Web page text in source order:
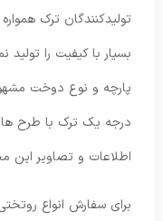
تولیدکنندگان ترک
بسیار با کیفیت را
پارچه و نوع دوخت
درجه یک ترک با طرح
اطلاعات و تصاویر این
برای سفارش انواع